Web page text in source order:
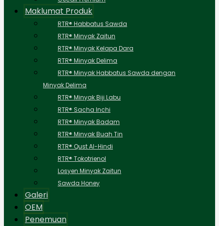
Maklumat Produk
RTR® Habbatus Sawda
RTR® Minyak Zaitun
RTR® Minyak Kelapa Dara
RTR® Minyak Delima
RTR® Minyak Habbatus Sawda dengan
Minyak Delima
RTR® Minyak Biji Labu
RTR® Sacha Inchi
RTR® Minyak Badam
RTR® Minyak Buah Tin
RTR® Qust Al-Hindi
RTR® Tokotrienol
Losyen Minyak Zaitun
Sawda Honey
Galeri
OEM
Penemuan